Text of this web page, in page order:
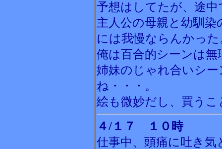
予想はしてたが、途
主人公の母親と幼馴
には我慢ならんかった
俺は百合的シーンは
姉妹のじゃれ合いシ
ね・・・。
絵も微妙だし、買う
４/１７ １０時
仕事中、頭痛に吐き